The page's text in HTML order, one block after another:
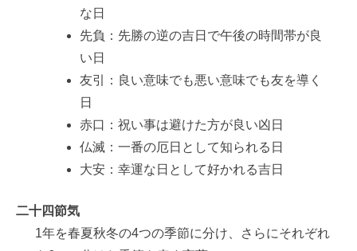
な日
先負：先勝の逆の吉日で午後の時間帯が良
い日
友引：良い意味でも悪い意味でも友を導く
日
赤口：祝い事は避けた方が良い凶日
仏滅：一番の厄日として知られる日
大安：幸運な日として好かれる吉日
二十四節気
1年を春夏秋冬の4つの季節に分け、さらにそれぞれ